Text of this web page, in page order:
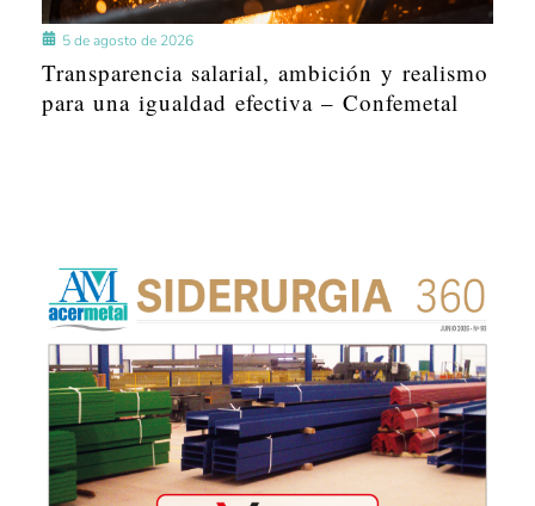
5 de agosto de 2026
Transparencia salarial, ambición y realismo
para una igualdad efectiva – Confemetal